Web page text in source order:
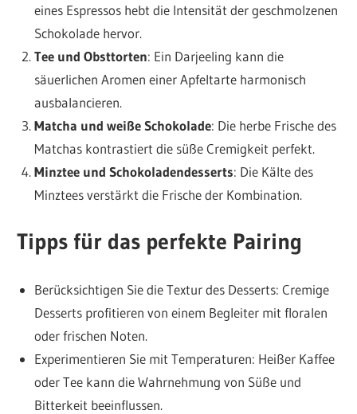
eines Espressos hebt die Intensität der geschmolzenen
Schokolade hervor.
Tee und Obsttorten: Ein Darjeeling kann die
säuerlichen Aromen einer Apfeltarte harmonisch
ausbalancieren.
Matcha und weiße Schokolade: Die herbe Frische des
Matchas kontrastiert die süße Cremigkeit perfekt.
Minztee und Schokoladendesserts: Die Kälte des
Minztees verstärkt die Frische der Kombination.
Tipps für das perfekte Pairing
Berücksichtigen Sie die Textur des Desserts: Cremige
Desserts profitieren von einem Begleiter mit floralen
oder frischen Noten.
Experimentieren Sie mit Temperaturen: Heißer Kaffee
oder Tee kann die Wahrnehmung von Süße und
Bitterkeit beeinflussen.